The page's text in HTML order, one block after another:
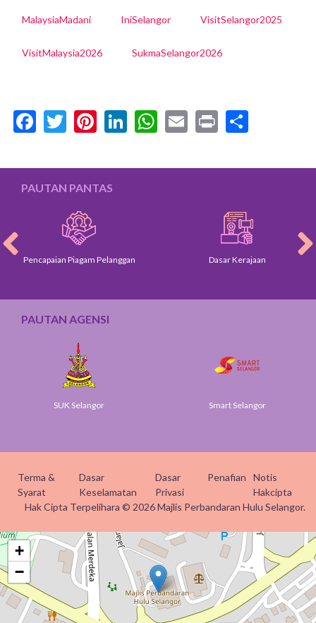
MalaysiaMadani IniSelangor VisitSelangor2025
VisitMalaysia2026 SukmaSelangor2026
Facebook
Twitter
Pinterest
LinkedIn
WhatsApp
Email
Print
PAUTAN PANTAS
Pencapaian Piagam Pelanggan Dasar Kerajaan
PAUTAN AGENSI
SUK Selangor Smart Selangor
Terma &
Syarat
Dasar
Keselamatan
Dasar
Privasi
Penafian
Notis
Hakcipta
Hak Cipta Terpelihara © 2026 Majlis Perbandaran Hulu Selangor.
+
−